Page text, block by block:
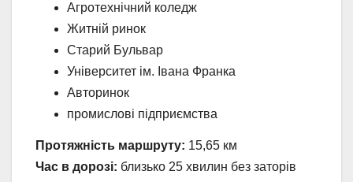
Агротехнічний коледж
Житній ринок
Старий Бульвар
Університет ім. Івана Франка
Авторинок
промислові підприємства
Протяжність маршруту: 15,65 км
Час в дорозі: близько 25 хвилин без заторів